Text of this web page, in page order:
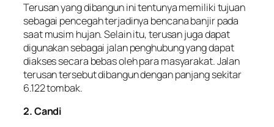
Terusan yang dibangun ini tentunya memiliki tujuan
sebagai pencegah terjadinya bencana banjir pada
saat musim hujan. Selain itu, terusan juga dapat
digunakan sebagai jalan penghubung yang dapat
diakses secara bebas oleh para masyarakat. Jalan
terusan tersebut dibangun dengan panjang sekitar
6.122 tombak.
2. Candi